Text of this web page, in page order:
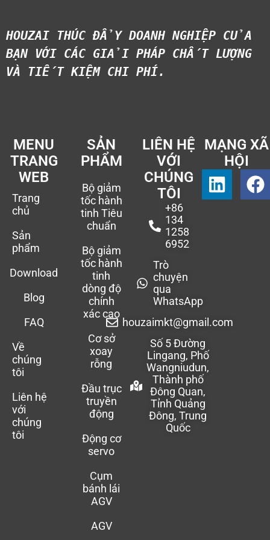
HOUZAI THÚC ĐẨY DOANH NGHIỆP CỦA
BẠN VỚI CÁC GIẢI PHÁP CHẤT LƯỢNG
VÀ TIẾT KIỆM CHI PHÍ.
MENU
TRANG
WEB
Trang
chủ
Sản
phẩm
Download
Blog
FAQ
Về
chúng
tôi
Liên hệ
với
chúng
tôi
SẢN
PHẨM
Bộ giảm
tốc hành
tinh Tiêu
chuẩn
Bộ giảm
tốc hành
tinh
dòng độ
chính
xác cao
Cơ sở
xoay
rỗng
Đầu trục
truyền
động
Động cơ
servo
Cụm
bánh lái
AGV
AGV
LIÊN HỆ
VỚI
CHÚNG
TÔI
+86
134
1258
6952
Trò
chuyện
qua
WhatsApp
houzaimkt@gmail.com
Số 5 Đường
Lingang, Phố
Wangniudun,
Thành phố
Đông Quan,
Tỉnh Quảng
Đông, Trung
Quốc
MẠNG XÃ
HỘI